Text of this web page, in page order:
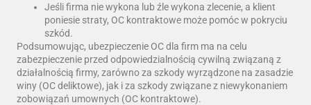
Jeśli firma nie wykona lub źle wykona zlecenie, a klient
poniesie straty, OC kontraktowe może pomóc w pokryciu
szkód.
Podsumowując, ubezpieczenie OC dla firm ma na celu
zabezpieczenie przed odpowiedzialnością cywilną związaną z
działalnością firmy, zarówno za szkody wyrządzone na zasadzie
winy (OC deliktowe), jak i za szkody związane z niewykonaniem
zobowiązań umownych (OC kontraktowe).